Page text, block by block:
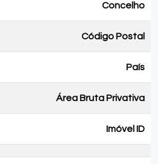
Concelho
Código Postal
País
Área Bruta Privativa
Imóvel ID